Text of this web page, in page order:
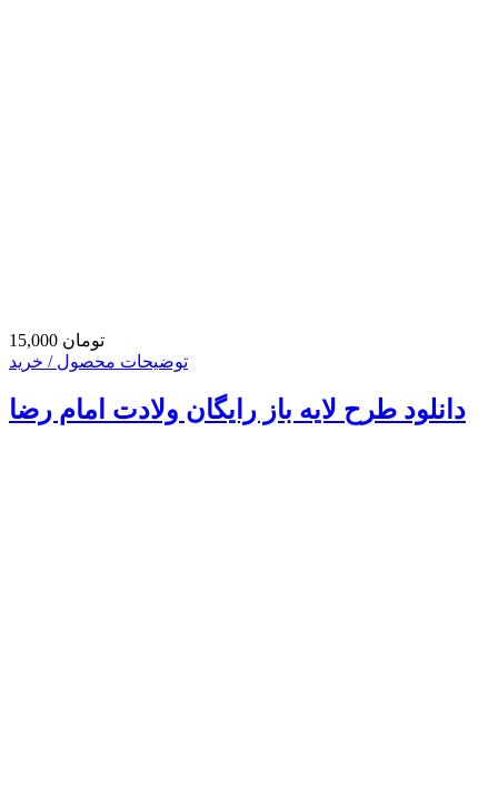
15,000 تومان
توضیحات محصول / خرید
دانلود طرح لایه باز رایگان ولادت امام رضا